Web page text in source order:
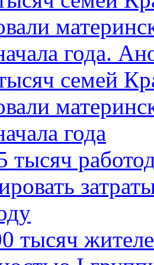
года.
семей
года
тысяч
тысяч